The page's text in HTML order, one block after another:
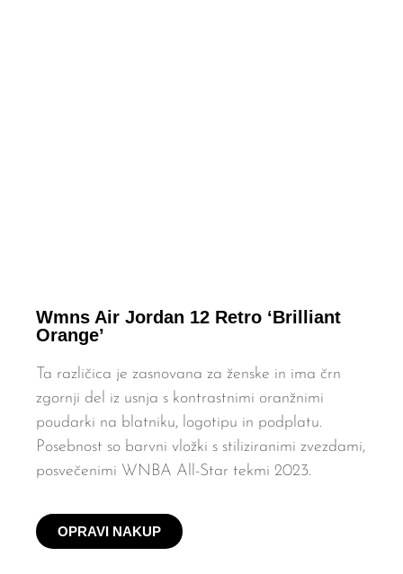
Wmns Air Jordan 12 Retro ‘Brilliant
Orange’
Ta različica je zasnovana za ženske in ima črn
zgornji del iz usnja s kontrastnimi oranžnimi
poudarki na blatniku, logotipu in podplatu.
Posebnost so barvni vložki s stiliziranimi zvezdami,
posvečenimi WNBA All-Star tekmi 2023.
OPRAVI NAKUP